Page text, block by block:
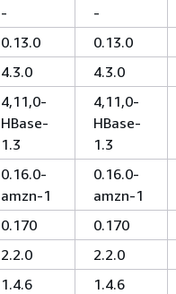
- -
0.13.0 0.13.0
4.3.0 4.3.0
4,11,0-
HBase-
1.3
4,11,0-
HBase-
1.3
0.16.0-
amzn-1
0.16.0-
amzn-1
0.170 0.170
2.2.0 2.2.0
1.4.6 1.4.6